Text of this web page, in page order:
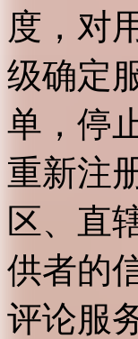
度，对
级确定
单，停
重新注
区、直
供者的
评论服